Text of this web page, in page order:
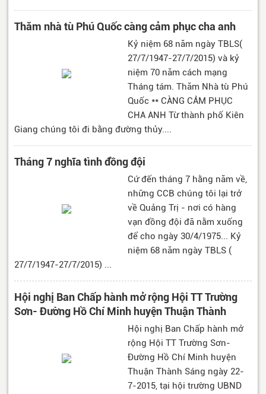
Thăm nhà tù Phú Quốc càng cảm phục cha anh
Kỷ niệm 68 năm ngày TBLS(
27/7/1947-27/7/2015) và kỷ
niệm 70 năm cách mạng
Tháng tám. Thăm Nhà tù Phú
Quốc ** CÀNG CẢM PHỤC
CHA ANH Từ thành phố Kiên
Giang chúng tôi đi bằng đường thủy....
Tháng 7 nghĩa tình đồng đội
Cứ đến tháng 7 hằng năm về,
những CCB chúng tôi lại trở
về Quảng Trị - nơi có hàng
vạn đồng đội đã nằm xuống
để cho ngày 30/4/1975... Kỷ
niệm 68 năm ngày TBLS (
27/7/1947-27/7/2015) ...
Hội nghị Ban Chấp hành mở rộng Hội TT Trường
Sơn- Đường Hồ Chí Minh huyện Thuận Thành
Hội nghị Ban Chấp hành mở
rộng Hội TT Trường Sơn-
Đường Hồ Chí Minh huyện
Thuận Thành Sáng ngày 22-
7-2015, tại hội trường UBND